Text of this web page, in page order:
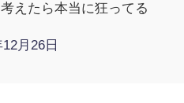
えたら本当に狂ってる
月26日